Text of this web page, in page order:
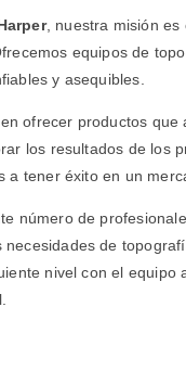
, nuestra misión es
equipos de
y asequibles.
ofrecer productos
los resultados de los
a tener éxito en un
número de
de
nivel con el equipo